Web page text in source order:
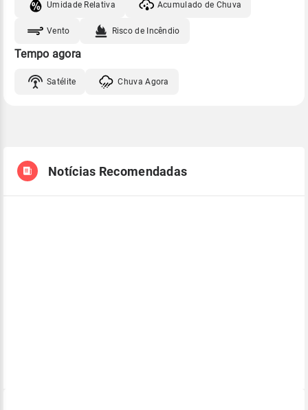
Umidade Relativa Acumulado de Chuva
Vento Risco de Incêndio
Tempo agora
Satélite Chuva Agora
Notícias Recomendadas